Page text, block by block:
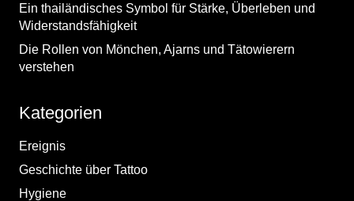
Ein thailändisches Symbol für Stärke, Überleben und
Widerstandsfähigkeit
Die Rollen von Mönchen, Ajarns und Tätowierern
verstehen
Kategorien
Ereignis
Geschichte über Tattoo
Hygiene